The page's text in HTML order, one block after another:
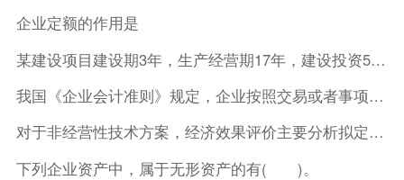
企业定额的作用是
某建设项目建设期3年，生产经营期17年，建设投资5500万元
我国《企业会计准则》规定，企业按照交易或者事项的经济特征确定
对于非经营性技术方案，经济效果评价主要分析拟定方案的( )。
下列企业资产中，属于无形资产的有( )。